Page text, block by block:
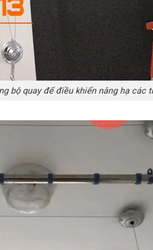
bộ quay để điều khiển nâng hạ các